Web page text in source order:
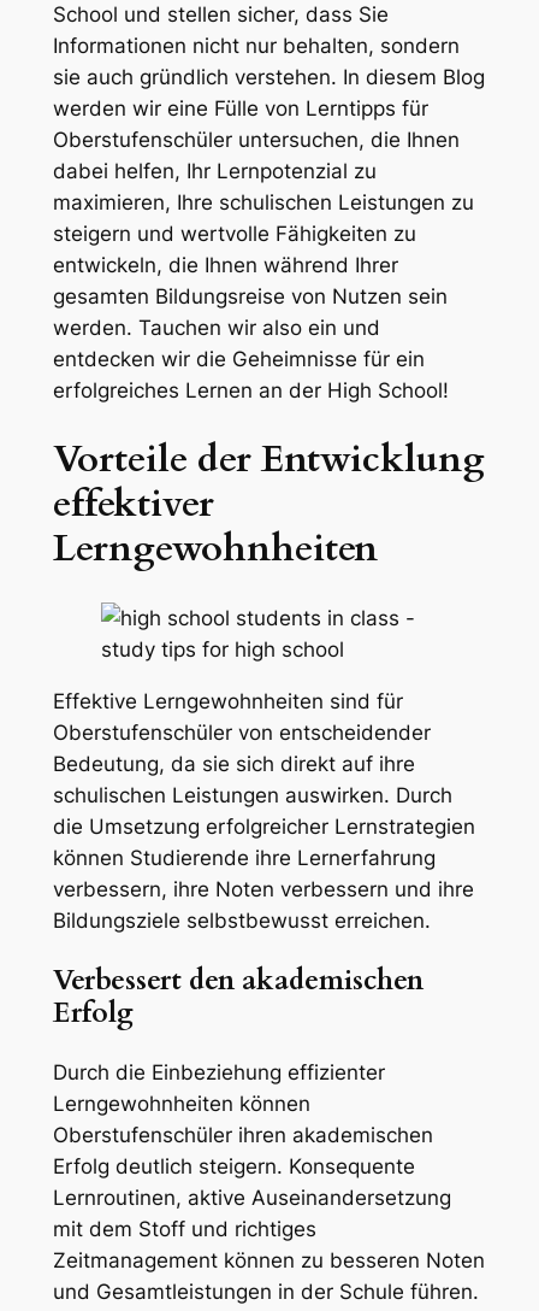
School und stellen sicher, dass Sie
Informationen nicht nur behalten, sondern
sie auch gründlich verstehen. In diesem Blog
werden wir eine Fülle von Lerntipps für
Oberstufenschüler untersuchen, die Ihnen
dabei helfen, Ihr Lernpotenzial zu
maximieren, Ihre schulischen Leistungen zu
steigern und wertvolle Fähigkeiten zu
entwickeln, die Ihnen während Ihrer
gesamten Bildungsreise von Nutzen sein
werden. Tauchen wir also ein und
entdecken wir die Geheimnisse für ein
erfolgreiches Lernen an der High School!
Vorteile der Entwicklung
effektiver
Lerngewohnheiten
Effektive Lerngewohnheiten sind für
Oberstufenschüler von entscheidender
Bedeutung, da sie sich direkt auf ihre
schulischen Leistungen auswirken. Durch
die Umsetzung erfolgreicher Lernstrategien
können Studierende ihre Lernerfahrung
verbessern, ihre Noten verbessern und ihre
Bildungsziele selbstbewusst erreichen.
Verbessert den akademischen
Erfolg
Durch die Einbeziehung effizienter
Lerngewohnheiten können
Oberstufenschüler ihren akademischen
Erfolg deutlich steigern. Konsequente
Lernroutinen, aktive Auseinandersetzung
mit dem Stoff und richtiges
Zeitmanagement können zu besseren Noten
und Gesamtleistungen in der Schule führen.